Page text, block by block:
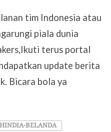
tim Indonesia atau
piala dunia
terus portal
update berita
Bicara bola ya
HINDIA-BELANDA